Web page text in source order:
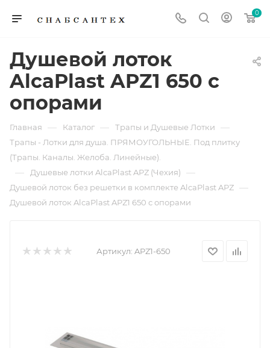
0
Душевой лоток
AlcaPlast APZ1 650 с
опорами
Главная — Каталог — Трапы и Душевые Лотки —
Трапы - Лотки для душа. ПРЯМОУГОЛЬНЫЕ. Под плитку
(Трапы. Каналы. Желоба. Линейные).
— Душевые лотки AlcaPlast APZ (Чехия) —
Душевой лоток без решетки в комплекте AlcaPlast APZ —
Душевой лоток AlcaPlast APZ1 650 с опорами
Артикул: APZ1-650